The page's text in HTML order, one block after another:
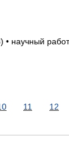
научный
11 12